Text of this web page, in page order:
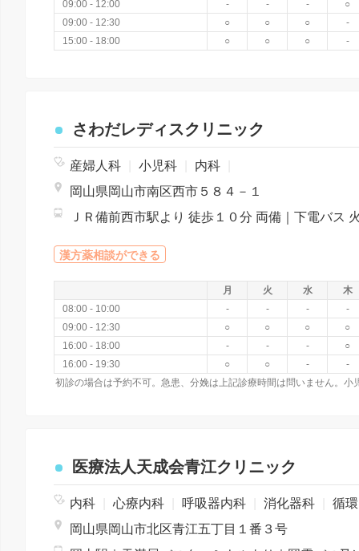
09:00 - 12:00 - - -
○
09:00 - 12:30
○ ○ ○
-
15:00 - 18:00
○ ○ ○ -
さわだレディスクリニック
産婦人科 小児科 内科
岡山県岡山市南区西市５８４－１
漢方薬相談ができる
月 火 水
木
08:00 - 10:00
- - -
-
09:00 - 12:30
○ ○ ○
○
16:00 - 18:00
- - -
○
16:00 - 19:30
○ ○ - -
医療法人天成会青江クリニック
内科 心療内科 呼吸器内科 消化器科
循環器科
岡山県岡山市北区青江五丁目１番３号